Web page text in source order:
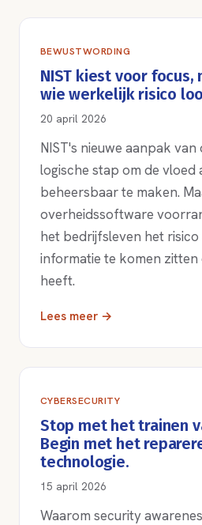
BEWUSTWORDING
NIST kiest voor focus,
wie werkelijk risico
20 april 2026
NIST's nieuwe aanpak van
logische stap om de vloed
beheersbaar te maken.
overheidssoftware
het bedrijfsleven het
informatie te komen zitten
heeft.
Lees meer →
CYBERSECURITY
Stop met het trainen
Begin met het
technologie.
15 april 2026
Waarom security